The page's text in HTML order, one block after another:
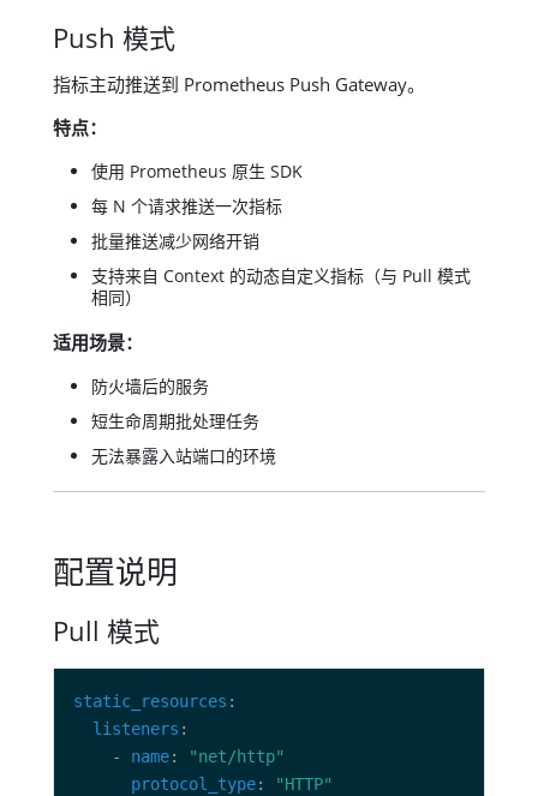
Push 模式
指标主动推送到 Prometheus Push Gateway。
特点：
使用 Prometheus 原生 SDK
每 N 个请求推送一次指标
批量推送减少网络开销
支持来自 Context 的动态自定义指标（与 Pull 模式
相同）
适用场景：
防火墙后的服务
短生命周期批处理任务
无法暴露入站端口的环境
配置说明
Pull 模式
static_resources
listeners
    -
name:
"net/http"
protocol_type:
"HTTP"